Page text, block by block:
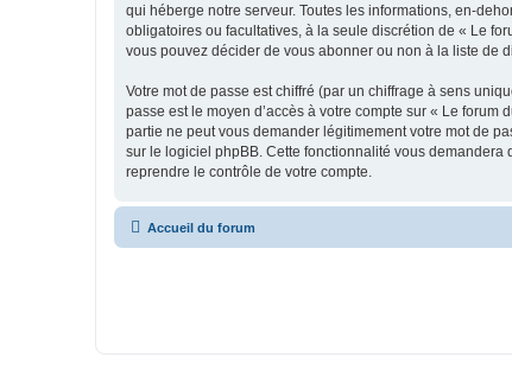
qui héberge notre serveur. Toutes les informations, en-
obligatoires ou facultatives, à la seule discrétion de « Le
vous pouvez décider de vous abonner ou non à la liste de
Votre mot de passe est chiffré (par un chiffrage à sens
passe est le moyen d’accès à votre compte sur « Le
partie ne peut vous demander légitimement votre mot de
sur le logiciel phpBB. Cette fonctionnalité vous
reprendre le contrôle de votre compte.
Accueil du forum